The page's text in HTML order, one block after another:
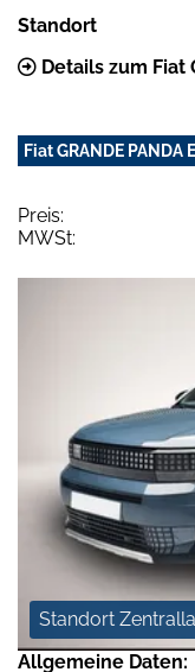
Standort
Details zum Fiat
Fiat GRANDE PANDA
Preis:
MWSt:
Standort
Allgemeine Daten: